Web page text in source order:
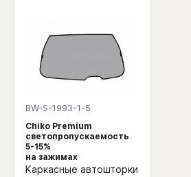
BW-S-1993-1-5
Chiko Premium
светопропускаемость
5-15%
на зажимах
Каркасные автошторки